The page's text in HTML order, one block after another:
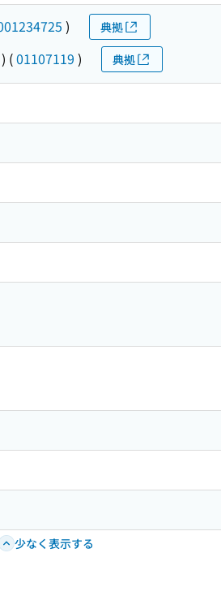
) 典拠
(01107119 ) 典拠
少なく表示する